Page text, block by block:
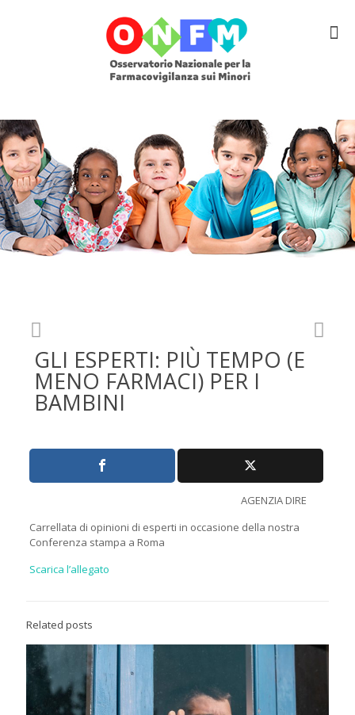
GLI ESPERTI: PIÙ TEMPO (E
MENO FARMACI) PER I
BAMBINI
AGENZIA DIRE
Carrellata di opinioni di esperti in occasione della nostra
Conferenza stampa a Roma
Scarica l’allegato
Related posts